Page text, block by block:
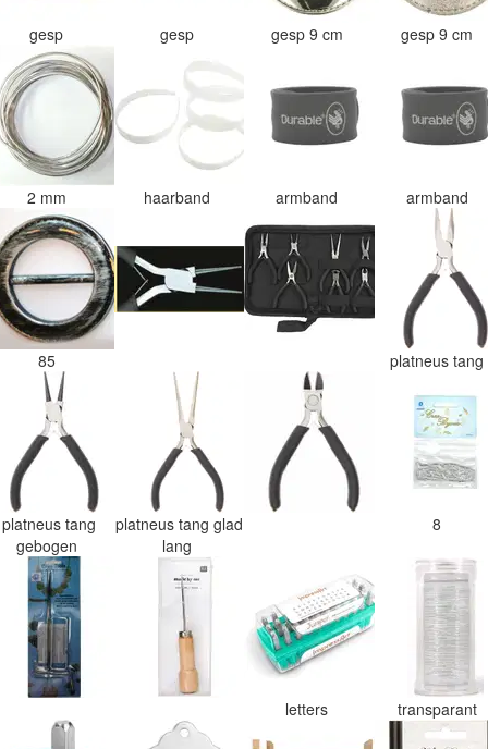
gesp gesp gesp 9 cm gesp 9 cm
2 mm haarband armband armband
85 platneus tang
platneus tang
gebogen
platneus tang glad
lang
8
letters transparant